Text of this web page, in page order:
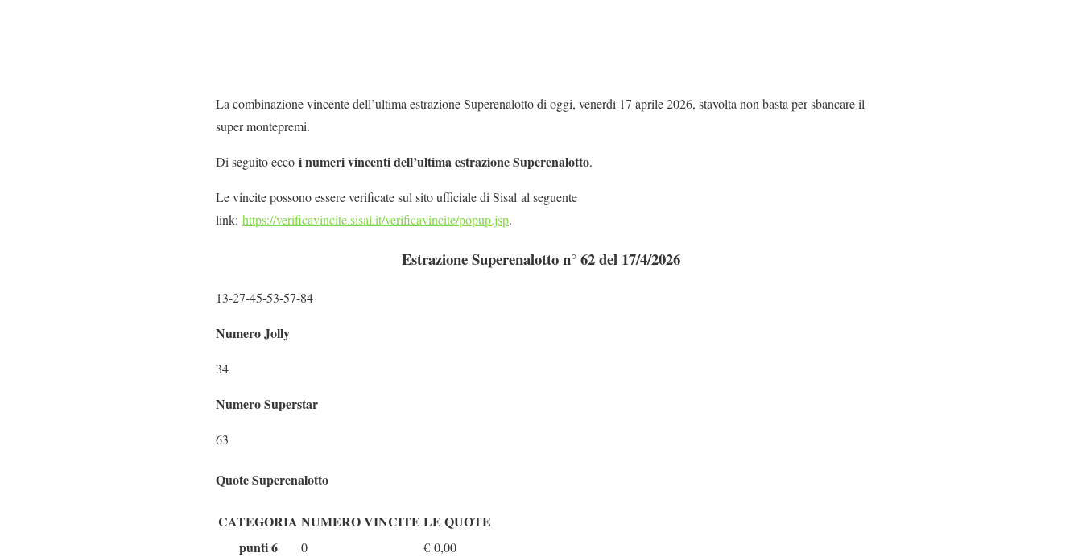
La combinazione vincente dell’ultima estrazione Superenalotto di oggi, venerdì 17 aprile 2026, stavolta non basta per sbancare il
super montepremi.
Di seguito ecco i numeri vincenti dell’ultima estrazione Superenalotto.
Le vincite possono essere verificate sul sito ufficiale di Sisal al seguente
link: https://verificavincite.sisal.it/verificavincite/popup.jsp.
Estrazione Superenalotto n° 62 del 17/4/2026
13-27-45-53-57-84
Numero Jolly
34
Numero Superstar
63
Quote Superenalotto
CATEGORIA NUMERO VINCITE LE QUOTE
punti 6
0 € 0,00